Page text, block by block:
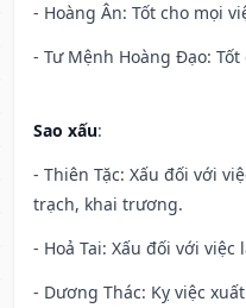
- Hoàng Ân: Tốt cho mọi
- Tư Mệnh Hoàng Đạo: Tốt
Sao xấu:
- Thiên Tặc: Xấu đối với
trạch, khai trương.
- Hoả Tai: Xấu đối với
- Dương Thác: Kỵ việc